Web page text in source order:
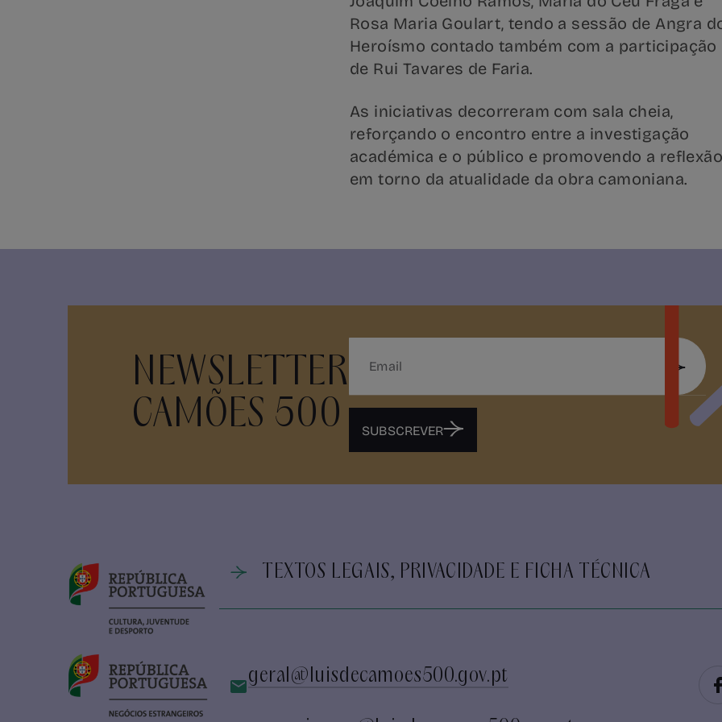
Rosa Maria Goulart, tendo a sessão de Angra
Heroísmo contado também com a participação
de Rui Tavares de Faria.
As iniciativas decorreram com sala cheia,
reforçando o encontro entre a investigação
académica e o público e promovendo a reflexão
em torno da atualidade da obra camoniana.
NEWSLETTER
CAMÕES 500
SUBSCREVER
TEXTOS LEGAIS, PRIVACIDADE E FICHA TÉCNICA
geral@luisdecamoes500.gov.pt